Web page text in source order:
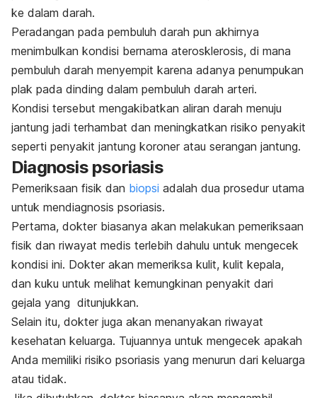
ke dalam darah.
Peradangan pada pembuluh darah pun akhirnya
menimbulkan kondisi bernama aterosklerosis, di mana
pembuluh darah menyempit karena adanya penumpukan
plak pada dinding dalam pembuluh darah arteri.
Kondisi tersebut mengakibatkan aliran darah menuju
jantung jadi terhambat dan meningkatkan risiko penyakit
seperti penyakit jantung koroner atau serangan jantung.
Diagnosis psoriasis
Pemeriksaan fisik dan biopsi adalah dua prosedur utama
untuk mendiagnosis psoriasis.
Pertama, dokter biasanya akan melakukan pemeriksaan
fisik dan riwayat medis terlebih dahulu untuk mengecek
kondisi ini. Dokter akan memeriksa kulit, kulit kepala,
dan kuku untuk melihat kemungkinan penyakit dari
gejala yang ditunjukkan.
Selain itu, dokter juga akan menanyakan riwayat
kesehatan keluarga. Tujuannya untuk mengecek apakah
Anda memiliki risiko psoriasis yang menurun dari keluarga
atau tidak.